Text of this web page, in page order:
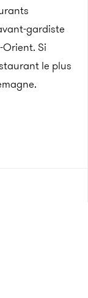
gardiste
Si
le plus